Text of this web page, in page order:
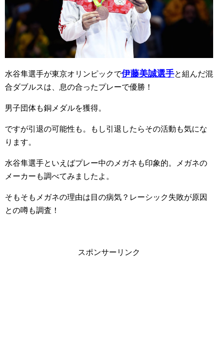
水谷隼選手が東京オリンピックで伊藤美誠選手と組んだ混
合ダブルスは、息の合ったプレーで優勝！
男子団体も銅メダルを獲得。
ですが引退の可能性も。もし引退したらその活動も気にな
ります。
水谷隼選手といえばプレー中のメガネも印象的。メガネの
メーカーも調べてみましたよ。
そもそもメガネの理由は目の病気？レーシック失敗が原因
との噂も調査！
スポンサーリンク